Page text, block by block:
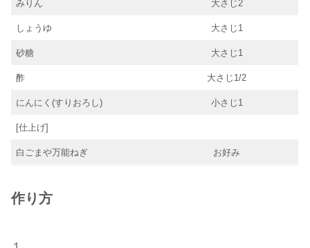
みりん 大さじ2
しょうゆ 大さじ1
砂糖 大さじ1
酢 大さじ1/2
にんにく(すりおろし) 小さじ1
[仕上げ]
白ごまや万能ねぎ お好み
作り方